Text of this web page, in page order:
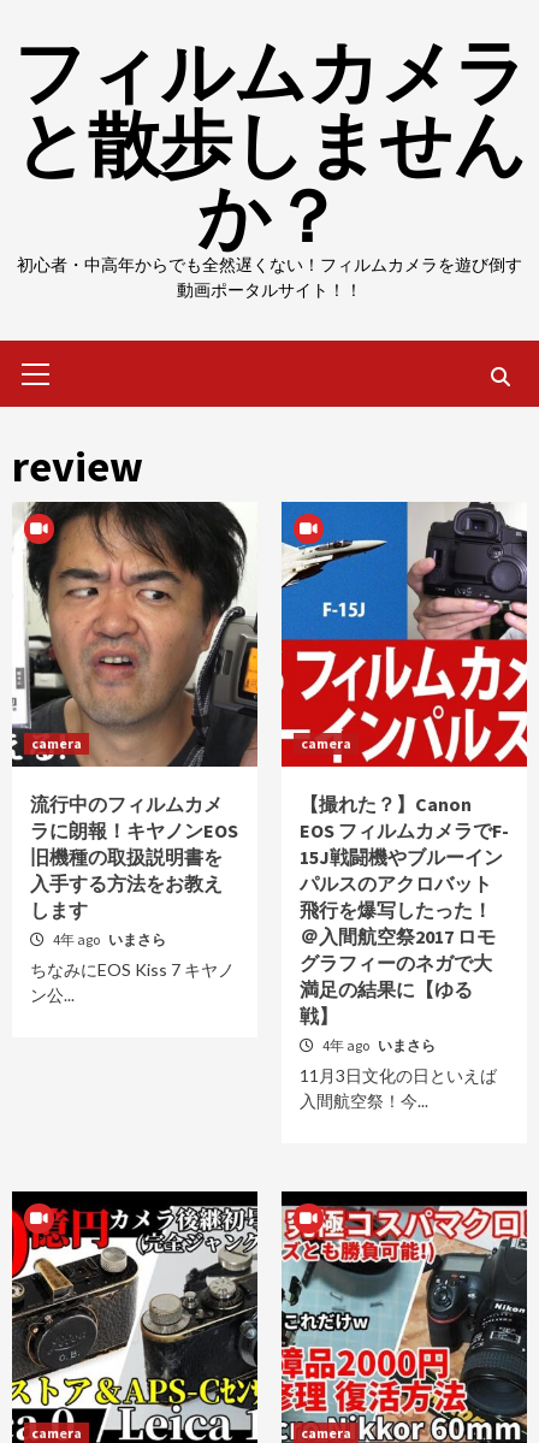
content
フィルムカメラ
と散歩しません
か？
初心者・中高年からでも全然遅くない！フィルムカメラを遊び倒す
動画ポータルサイト！！
Menu
review
camera
流行中のフィルムカメ
ラに朗報！キヤノンEOS
旧機種の取扱説明書を
入手する方法をお教え
します
4年 ago いまさら
ちなみにEOS Kiss 7 キヤノ
ン公...
camera
【撮れた？】Canon
EOS フィルムカメラでF-
15J戦闘機やブルーイン
パルスのアクロバット
飛行を爆写したった！
＠入間航空祭2017 ロモ
グラフィーのネガで大
満足の結果に【ゆる
戦】
4年 ago いまさら
11月3日文化の日といえば
入間航空祭！今...
camera camera